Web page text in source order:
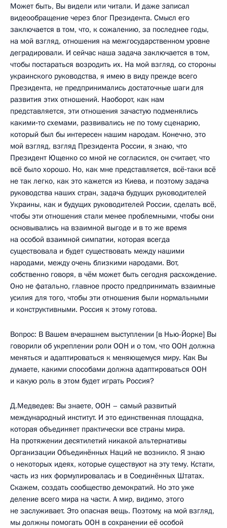
Может быть, Вы видели или читали. И даже записал
видеообращение через блог Президента. Смысл его
заключается в том, что, к сожалению, за последнее годы,
на мой взгляд, отношения на межгосударственном уровне
деградировали. И сейчас наша задача заключается в том,
чтобы постараться возродить их. На мой взгляд, со стороны
украинского руководства, я имею в виду прежде всего
Президента, не предпринимались достаточные шаги для
развития этих отношений. Наоборот, как нам
представляется, эти отношения зачастую подменялись
какими‑то схемами, развивались не по тому сценарию,
который был бы интересен нашим народам. Конечно, это
мой взгляд, взгляд Президента России, я знаю, что
Президент Ющенко со мной не согласился, он считает, что
всё было хорошо. Но, как мне представляется, всё‑таки всё
не так легко, как это кажется из Киева, и поэтому задача
руководства наших стран, задача будущих руководителей
Украины, как и будущих руководителей России, сделать всё,
чтобы эти отношения стали менее проблемными, чтобы они
основывались на взаимной выгоде и в то же время
на особой взаимной симпатии, которая всегда
существовала и будет существовать между нашими
народами, между очень близкими народами. Вот,
собственно говоря, в чём может быть сегодня расхождение.
Оно не фатально, главное просто предпринимать взаимные
усилия для того, чтобы эти отношения были нормальными
и конструктивными. Россия к этому готова.
Вопрос: В Вашем вчерашнем выступлении [в Нью-Йорке] Вы
говорили об укреплении роли ООН и о том, что ООН должна
меняться и адаптироваться к меняющемуся миру. Как Вы
думаете, какими способами должна адаптироваться ООН
и какую роль в этом будет играть Россия?
Д.Медведев: Вы знаете, ООН – самый развитый
международный институт. И это единственная площадка,
которая объединяет практически все страны мира.
На протяжении десятилетий никакой альтернативы
Организации Объединённых Наций не возникло. Я знаю
о некоторых идеях, которые существуют на эту тему. Кстати,
часть из них формулировалась и в Соединённых Штатах.
Скажем, создать сообщество демократий. Но это уже
деление всего мира на части. А мир, видимо, этого
не заслуживает. Это опасная вещь. Поэтому, на мой взгляд,
мы должны помогать ООН в сохранении её особой